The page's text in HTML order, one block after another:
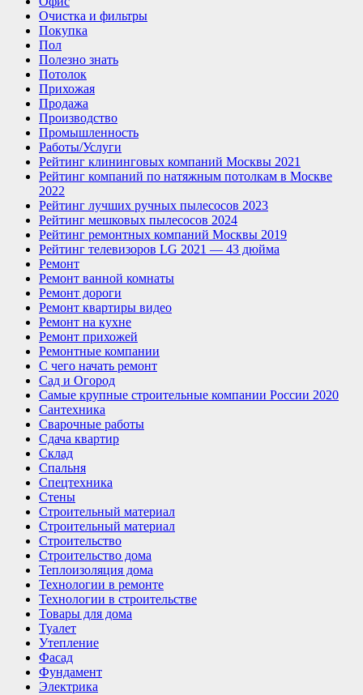
Очистка и фильтры
Покупка
Пол
Полезно знать
Потолок
Прихожая
Продажа
Производство
Промышленность
Работы/Услуги
Рейтинг клининговых компаний Москвы 2021
Рейтинг компаний по натяжным потолкам в Москве
2022
Рейтинг лучших ручных пылесосов 2023
Рейтинг мешковых пылесосов 2024
Рейтинг ремонтных компаний Москвы 2019
Рейтинг телевизоров LG 2021 — 43 дюйма
Ремонт
Ремонт ванной комнаты
Ремонт дороги
Ремонт квартиры видео
Ремонт на кухне
Ремонт прихожей
Ремонтные компании
С чего начать ремонт
Сад и Огород
Самые крупные строительные компании России 2020
Сантехника
Сварочные работы
Сдача квартир
Склад
Спальня
Спецтехника
Стены
Строительный материал
Строительный материал
Строительство
Строительство дома
Теплоизоляция дома
Технологии в ремонте
Технологии в строительстве
Товары для дома
Туалет
Утепление
Фасад
Фундамент
Электрика